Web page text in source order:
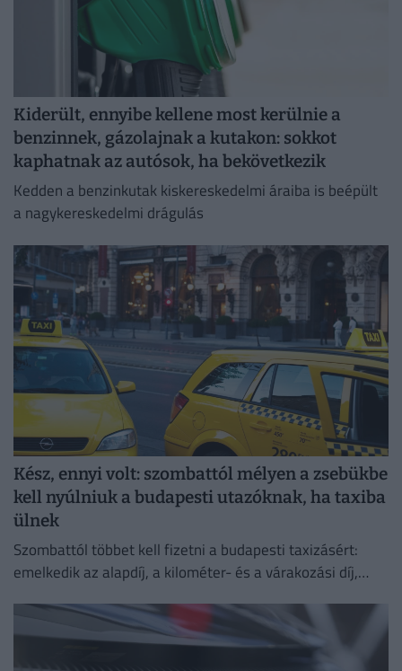
Kiderült, ennyibe kellene most kerülnie a
benzinnek, gázolajnak a kutakon: sokkot
kaphatnak az autósok, ha bekövetkezik
Kedden a benzinkutak kiskereskedelmi áraiba is beépült
a nagykereskedelmi drágulás
Kész, ennyi volt: szombattól mélyen a zsebükbe
kell nyúlniuk a budapesti utazóknak, ha taxiba
ülnek
Szombattól többet kell fizetni a budapesti taxizásért:
emelkedik az alapdíj, a kilométer- és a várakozási díj,